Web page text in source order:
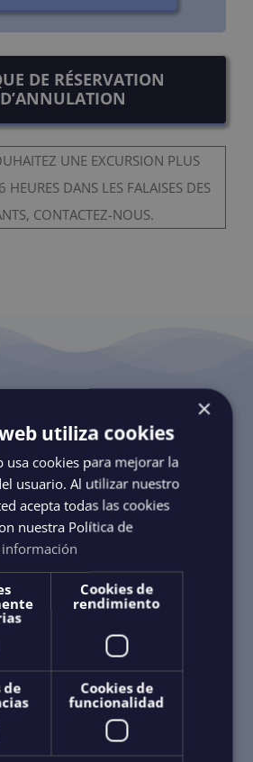
DE RÉSERVATION
UNE EXCURSION PLUS
HEURES DANS LES FALAISES DES
CONTACTEZ-NOUS.
DE CONFIANCE
du secteur à obtenir le certificat ISO
9001:2015
des baleines et des services avec
les excursions maritimes
×
utiliza cookies
usa cookies para mejorar la
usuario. Al utilizar nuestro
acepta todas las cookies
nuestra Política de
información
Cookies de
rendimiento
de
Cookies de
funcionalidad